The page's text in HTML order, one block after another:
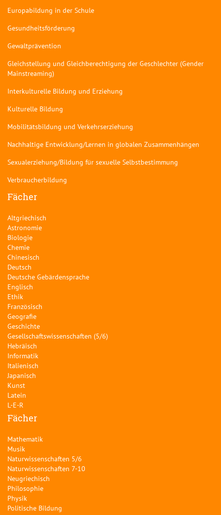
Europabildung in der Schule
Gesundheitsförderung
Gewaltprävention
Gleichstellung und Gleichberechtigung der Geschlechter (Gender
Mainstreaming)
Interkulturelle Bildung und Erziehung
Kulturelle Bildung
Mobilitätsbildung und Verkehrserziehung
Nachhaltige Entwicklung/Lernen in globalen Zusammenhängen
Sexualerziehung/Bildung für sexuelle Selbstbestimmung
Verbraucherbildung
Fächer
Altgriechisch
Astronomie
Biologie
Chemie
Chinesisch
Deutsch
Deutsche Gebärdensprache
Englisch
Ethik
Französisch
Geografie
Geschichte
Gesellschaftswissenschaften (5/6)
Hebräisch
Informatik
Italienisch
Japanisch
Kunst
Latein
L-E-R
Fächer
Mathematik
Musik
Naturwissenschaften 5/6
Naturwissenschaften 7-10
Neugriechisch
Philosophie
Physik
Politische Bildung